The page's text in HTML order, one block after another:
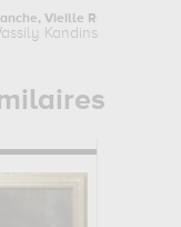
Vieille Russie
Kandinsky